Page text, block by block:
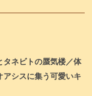
ネビトの蜃気楼／体
アシスに集う可愛いキ